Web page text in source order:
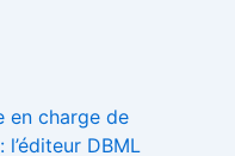
en charge de
DBML